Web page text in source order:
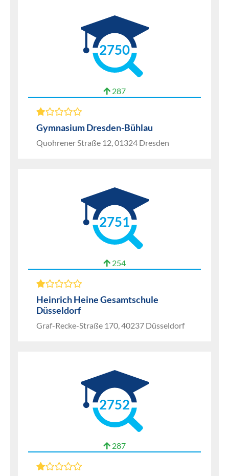
2750
287
Gymnasium Dresden-Bühlau
Quohrener Straße 12, 01324 Dresden
2751
254
Heinrich Heine Gesamtschule
Düsseldorf
Graf-Recke-Straße 170, 40237 Düsseldorf
2752
287